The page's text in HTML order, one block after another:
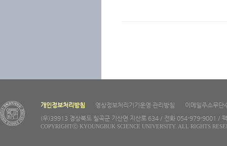
개인정보처리방침 영상정보처리기기운영·관리방침
이메일주소무단
(우)39913 경상북도 칠곡군 기산면 지산로 634 / 전화 054-979-9001 /
COPYRIGHTⓒ KYOUNGBUK SCIENCE UNIVERSITY. ALL RIGHTS